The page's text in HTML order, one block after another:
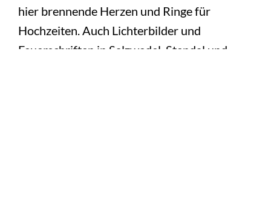
hier brennende Herzen und Ringe für
Hochzeiten. Auch Lichterbilder und
Feuerschriften in Salzwedel, Stendal und